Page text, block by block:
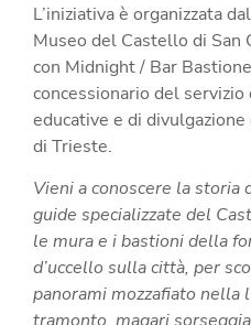
L’iniziativa è organizzata
Museo del Castello di San
con Midnight / Bar
concessionario del
educative e di
di Trieste.
Vieni a conoscere la storia
guide specializzate del
le mura e i bastioni della
d’uccello sulla città, per
panorami mozzafiato nella